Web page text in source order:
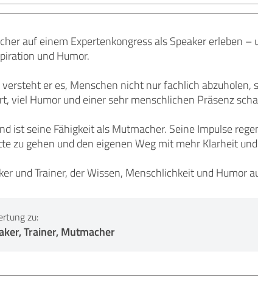
auf einem Expertenkongress als Speaker erleben
und Humor.
versteht er es, Menschen nicht nur fachlich
viel Humor und einer sehr menschlichen Präsenz
ist seine Fähigkeit als Mutmacher. Seine Impulse
zu gehen und den eigenen Weg mit mehr Klarheit
und Trainer, der Wissen, Menschlichkeit und Humor
zu:
Trainer, Mutmacher